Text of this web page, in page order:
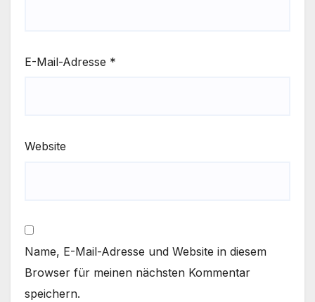
E-Mail-Adresse *
Website
Name, E-Mail-Adresse und Website in diesem
Browser für meinen nächsten Kommentar
speichern.